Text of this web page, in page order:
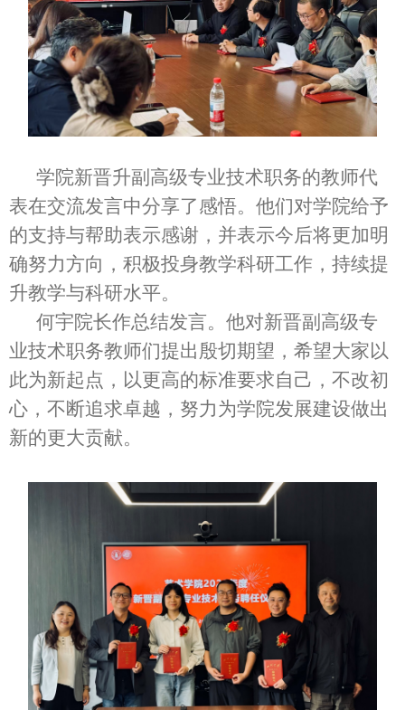
学院新晋升副高级专业技术职务的教师代
表在交流发言中分享了感悟。他们对学院给予
的支持与帮助表示感谢，并表示今后将更加明
确努力方向，积极投身教学科研工作，持续提
升教学与科研水平。
何宇院长作总结发言。他对新晋副高级专
业技术职务教师们提出殷切期望，希望大家以
此为新起点，以更高的标准要求自己，不改初
心，不断追求卓越，努力为学院发展建设做出
新的更大贡献。